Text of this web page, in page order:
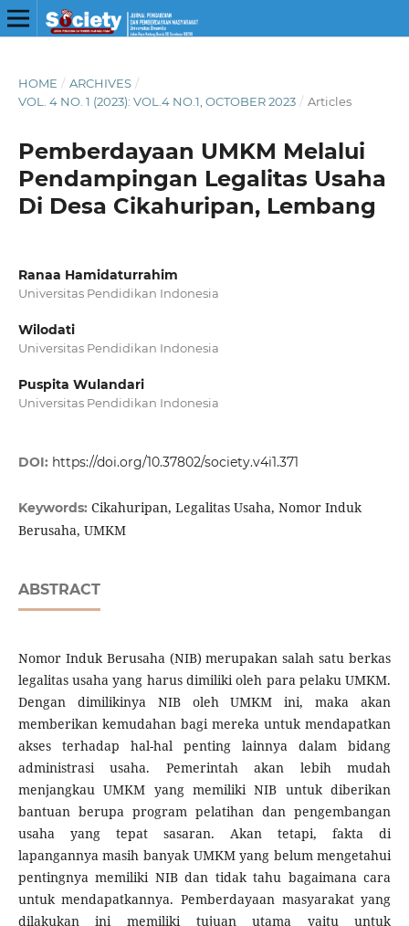
HOME / ARCHIVES /
VOL. 4 NO. 1 (2023): VOL.4 NO.1, OCTOBER 2023 / Articles
Pemberdayaan UMKM Melalui
Pendampingan Legalitas Usaha
Di Desa Cikahuripan, Lembang
Ranaa Hamidaturrahim
Universitas Pendidikan Indonesia
Wilodati
Universitas Pendidikan Indonesia
Puspita Wulandari
Universitas Pendidikan Indonesia
DOI: https://doi.org/10.37802/society.v4i1.371
Keywords: Cikahuripan, Legalitas Usaha, Nomor Induk
Berusaha, UMKM
ABSTRACT
Nomor Induk Berusaha (NIB) merupakan salah satu berkas
legalitas usaha yang harus dimiliki oleh para pelaku UMKM.
Dengan dimilikinya NIB oleh UMKM ini, maka akan
memberikan kemudahan bagi mereka untuk mendapatkan
akses terhadap hal-hal penting lainnya dalam bidang
administrasi usaha. Pemerintah akan lebih mudah
menjangkau UMKM yang memiliki NIB untuk diberikan
bantuan berupa program pelatihan dan pengembangan
usaha yang tepat sasaran. Akan tetapi, fakta di
lapangannya masih banyak UMKM yang belum mengetahui
pentingnya memiliki NIB dan tidak tahu bagaimana cara
untuk mendapatkannya. Pemberdayaan masyarakat yang
dilakukan ini memiliki tujuan utama yaitu untuk